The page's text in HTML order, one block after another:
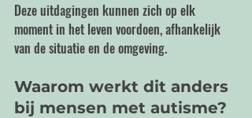
Deze uitdagingen kunnen zich op elk
moment in het leven voordoen, afhankelijk
van de situatie en de omgeving.
Waarom werkt dit anders
bij mensen met autisme?